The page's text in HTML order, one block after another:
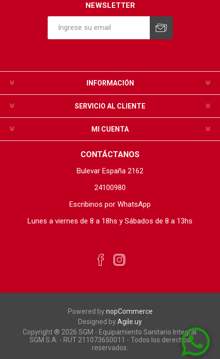
NEWSLETTER
INFORMACIÓN
SERVICIO AL CLIENTE
MI CUENTA
CONTÁCTANOS
Bulevar España 2162
24100980
Escribinos por WhatsApp
Lunes a viernes de 8 a 18hs y Sábados de 8 a 13hs
Powered bynopCommerce
Designed byAgile.uy
Copyright ® 2026 SGM - Equipamiento Sanitario Integral.
SGM S.A. - RUT 211073650011 - Todos los derechos
reservados.